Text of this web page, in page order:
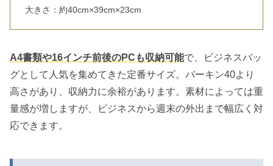
大きさ：約40cm×39cm×23cm
A4書類や16インチ前後のPCも収納可能で、ビジネスバッ
グとして人気を集めてきた定番サイズ。バーキン40より
高さがあり、収納力に余裕があります。素材によっては重
量感が増しますが、ビジネスから週末の外出まで幅広く対
応できます。